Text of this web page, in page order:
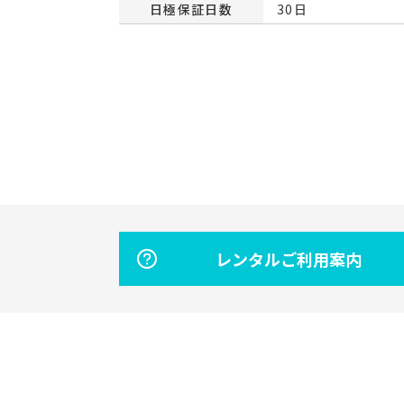
日極保証日数
30日
レンタルご利用案内